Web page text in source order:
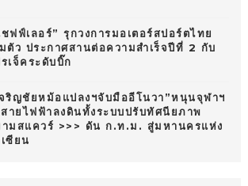
ชฟฟ์เลอร์” รุกวงการมอเตอร์สปอร์ตไทย
มตัว ประกาศสานต่อความสำเร็จปีที่ 2 กับ
เจ็คระดับบิ๊ก
จริญชัยหม้อแปลงฯจับมืออีโนวา”หนุนจุฬาฯ
ายไฟฟ้าลงดินทั้งระบบปรับทัศนียภาพ
ามสแควร์ >>> ดัน ก.ท.ม. สู่มหานครแห่ง
ซียน